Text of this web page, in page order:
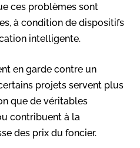
ces problèmes sont
à condition de dispositifs
intelligente.
en garde contre un
projets servent plus
que de véritables
contribuent à la
des prix du foncier.